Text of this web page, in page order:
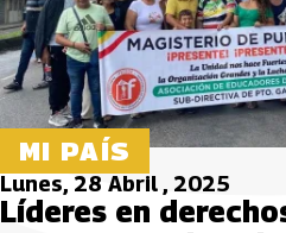
MI PAÍS
Lunes, 28 Abril , 2025
Líderes en